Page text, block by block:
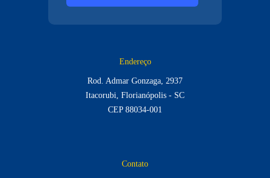
Endereço
Rod. Admar Gonzaga, 2937
Itacorubi, Florianópolis - SC
CEP 88034-001
Contato